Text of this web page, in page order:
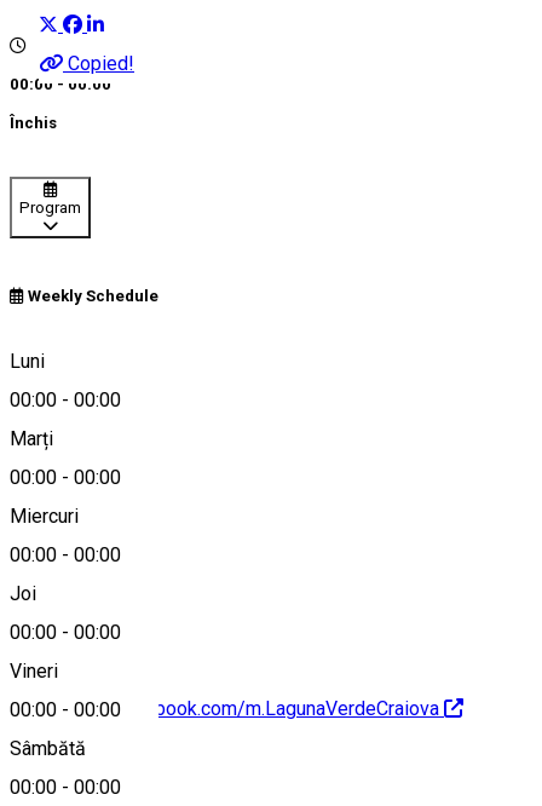
Copied!
00:00 - 00:00
Închis
Program
Weekly Schedule
Luni
00:00 - 00:00
Marți
00:00 - 00:00
Miercuri
00:00 - 00:00
Joi
00:00 - 00:00
Vineri
00:00 - 00:00
Sâmbătă
00:00 - 00:00
Dolj, Romania
Hartă
https://www.facebook.com/m.LagunaVerdeCraiova